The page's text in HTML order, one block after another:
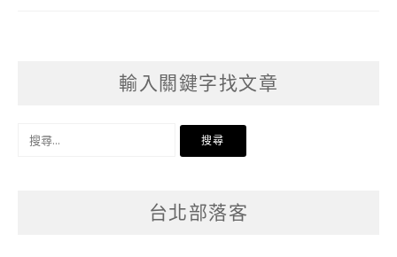
輸入關鍵字找文章
搜
台北部落客